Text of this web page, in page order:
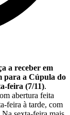
a receber em
para a Cúpula do
feira (7/11).
abertura feita
feira à tarde, com